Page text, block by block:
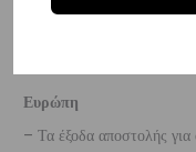
– Οι χρόνοι παράδοσης
Ευρώπη
– Τα έξοδα αποστολής